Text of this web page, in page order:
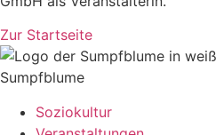
Zur Startseite
Sumpfblume
Soziokultur